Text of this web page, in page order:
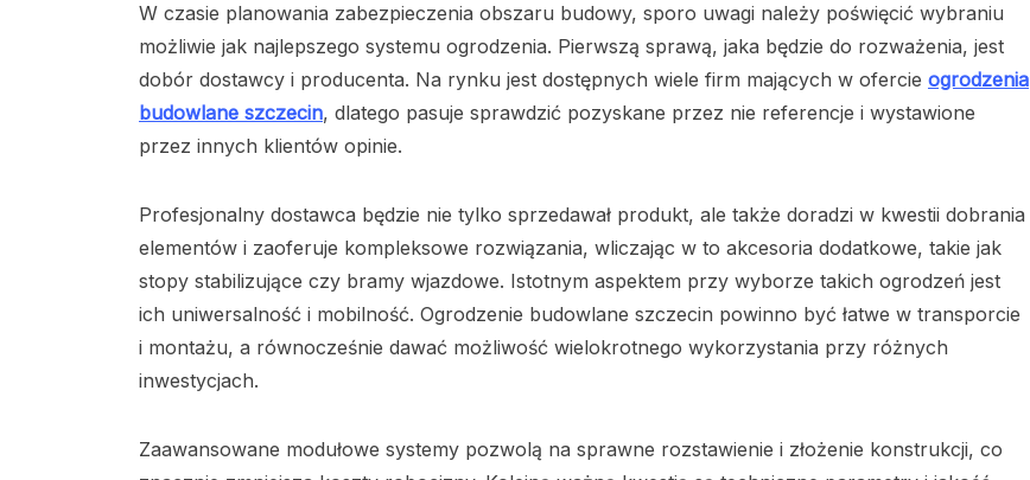
W czasie planowania zabezpieczenia obszaru budowy, sporo uwagi należy poświęcić wybraniu
możliwie jak najlepszego systemu ogrodzenia. Pierwszą sprawą, jaka będzie do rozważenia, jest
dobór dostawcy i producenta. Na rynku jest dostępnych wiele firm mających w ofercie ogrodzenia
budowlane szczecin, dlatego pasuje sprawdzić pozyskane przez nie referencje i wystawione
przez innych klientów opinie.
Profesjonalny dostawca będzie nie tylko sprzedawał produkt, ale także doradzi w kwestii dobrania
elementów i zaoferuje kompleksowe rozwiązania, wliczając w to akcesoria dodatkowe, takie jak
stopy stabilizujące czy bramy wjazdowe. Istotnym aspektem przy wyborze takich ogrodzeń jest
ich uniwersalność i mobilność. Ogrodzenie budowlane szczecin powinno być łatwe w transporcie
i montażu, a równocześnie dawać możliwość wielokrotnego wykorzystania przy różnych
inwestycjach.
Zaawansowane modułowe systemy pozwolą na sprawne rozstawienie i złożenie konstrukcji, co